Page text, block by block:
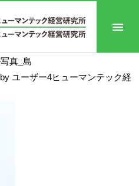
真_島
ユーザー4ヒューマンテック経